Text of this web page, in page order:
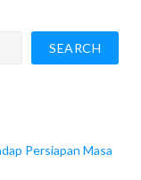
SEARCH
Persiapan Masa